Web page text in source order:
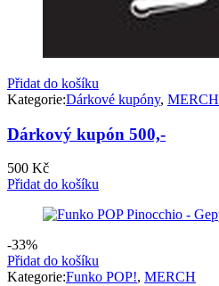
Přidat do košíku
Kategorie:Dárkové kupóny, MERCH
Dárkový kupón 500,-
500 Kč
Přidat do košíku
-33%
Přidat do košíku
Kategorie:Funko POP!, MERCH